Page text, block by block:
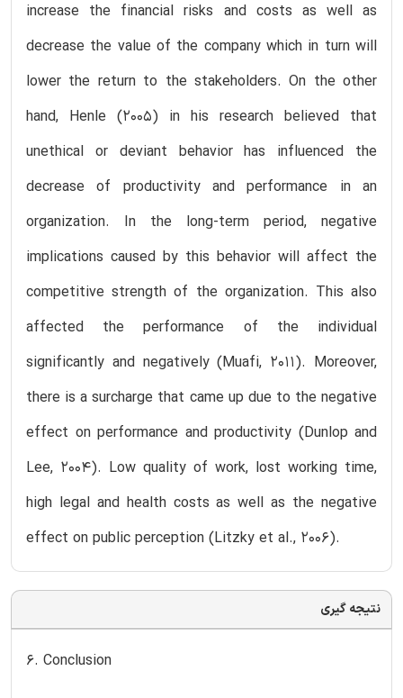
increase the financial risks and costs as well as
decrease the value of the company which in turn will
lower the return to the stakeholders. On the other
hand, Henle (2005) in his research believed that
unethical or deviant behavior has influenced the
decrease of productivity and performance in an
organization. In the long-term period, negative
implications caused by this behavior will affect the
competitive strength of the organization. This also
affected the performance of the individual
significantly and negatively (Muafi, 2011). Moreover,
there is a surcharge that came up due to the negative
effect on performance and productivity (Dunlop and
Lee, 2004). Low quality of work, lost working time,
high legal and health costs as well as the negative
effect on public perception (Litzky et al., 2006).
نتیجه گیری
6. Conclusion